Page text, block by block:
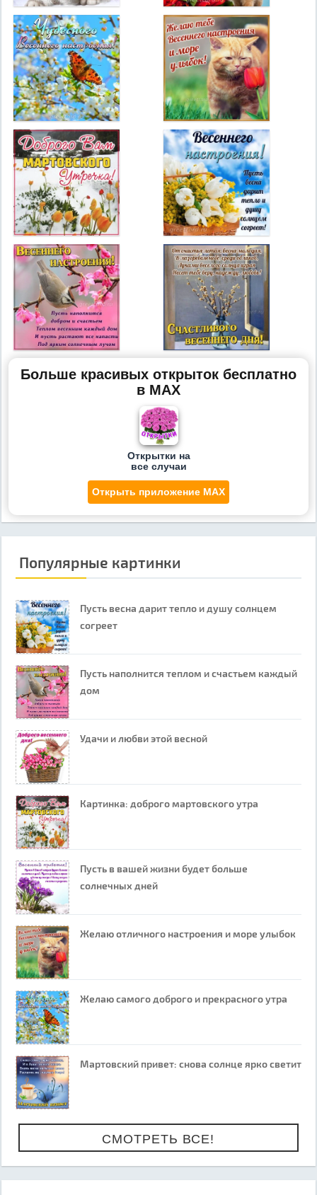
Больше красивых открыток бесплатно
в MAX
Открытки на
все случаи
Открыть приложение MAX
Популярные картинки
Пусть весна дарит тепло и душу солнцем
согреет
Пусть наполнится теплом и счастьем каждый
дом
Удачи и любви этой весной
Картинка: доброго мартовского утра
Пусть в вашей жизни будет больше
солнечных дней
Желаю отличного настроения и море улыбок
Желаю самого доброго и прекрасного утра
Мартовский привет: снова солнце ярко светит
СМОТРЕТЬ ВСЕ!